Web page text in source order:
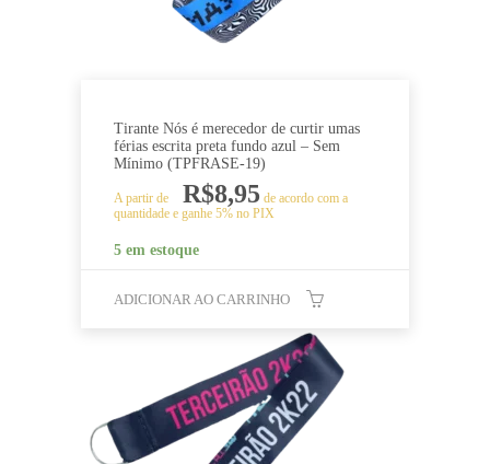
Tirante Nós é merecedor de curtir umas
férias escrita preta fundo azul – Sem
Mínimo (TPFRASE-19)
A partir de R$8,95 de acordo com a
quantidade e ganhe 5% no PIX
5 em estoque
ADICIONAR AO CARRINHO